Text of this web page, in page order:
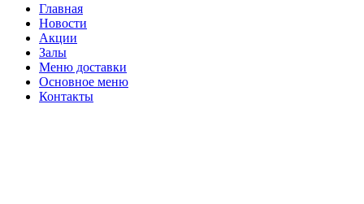
Главная
Новости
Акции
Залы
Меню доставки
Основное меню
Контакты